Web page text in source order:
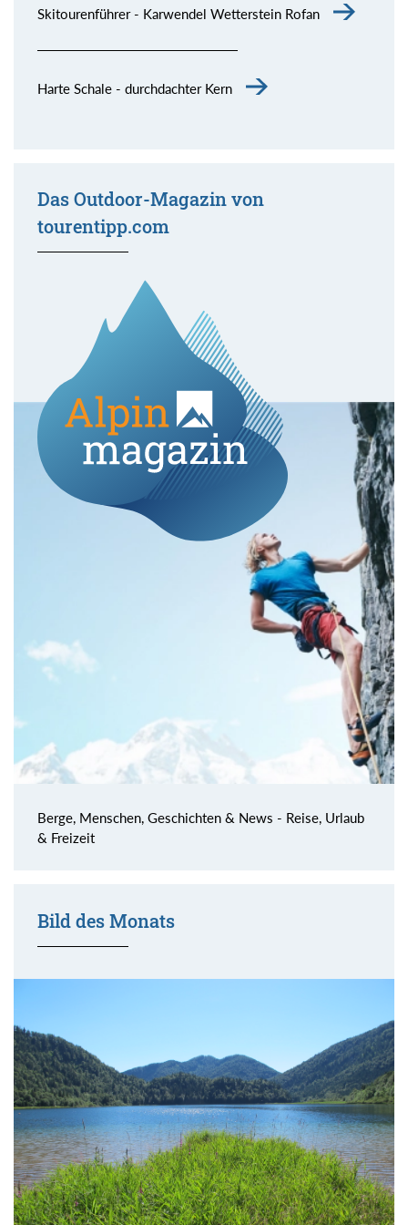
Skitourenführer - Karwendel Wetterstein Rofan
Harte Schale - durchdachter Kern
Das Outdoor-Magazin von
tourentipp.com
Berge, Menschen, Geschichten & News - Reise, Urlaub
& Freizeit
Bild des Monats